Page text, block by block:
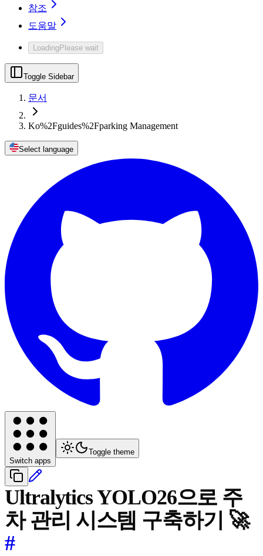
참조
도움말
LoadingPlease wait
Toggle Sidebar
문서
Ko%2Fguides%2Fparking Management
Select language
Switch apps
Toggle theme
Ultralytics YOLO26으로 주
차 관리 시스템 구축하기 🚀
#